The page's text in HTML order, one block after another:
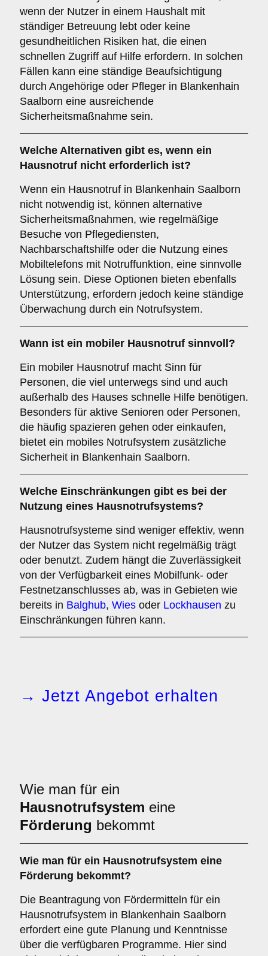
wenn der Nutzer in einem Haushalt mit
ständiger Betreuung lebt oder keine
gesundheitlichen Risiken hat, die einen
schnellen Zugriff auf Hilfe erfordern. In solchen
Fällen kann eine ständige Beaufsichtigung
durch Angehörige oder Pfleger in Blankenhain
Saalborn eine ausreichende
Sicherheitsmaßnahme sein.
Welche Alternativen gibt es, wenn ein
Hausnotruf nicht erforderlich ist?
Wenn ein Hausnotruf in Blankenhain Saalborn
nicht notwendig ist, können alternative
Sicherheitsmaßnahmen, wie regelmäßige
Besuche von Pflegediensten,
Nachbarschaftshilfe oder die Nutzung eines
Mobiltelefons mit Notruffunktion, eine sinnvolle
Lösung sein. Diese Optionen bieten ebenfalls
Unterstützung, erfordern jedoch keine ständige
Überwachung durch ein Notrufsystem.
Wann ist ein mobiler Hausnotruf sinnvoll?
Ein mobiler Hausnotruf macht Sinn für
Personen, die viel unterwegs sind und auch
außerhalb des Hauses schnelle Hilfe benötigen.
Besonders für aktive Senioren oder Personen,
die häufig spazieren gehen oder einkaufen,
bietet ein mobiles Notrufsystem zusätzliche
Sicherheit in Blankenhain Saalborn.
Welche Einschränkungen gibt es bei der
Nutzung eines Hausnotrufsystems?
Hausnotrufsysteme sind weniger effektiv, wenn
der Nutzer das System nicht regelmäßig trägt
oder benutzt. Zudem hängt die Zuverlässigkeit
von der Verfügbarkeit eines Mobilfunk- oder
Festnetzanschlusses ab, was in Gebieten wie
bereits in Balghub, Wies oder Lockhausen zu
Einschränkungen führen kann.
→ Jetzt Angebot erhalten
Wie man für ein
Hausnotrufsystem eine
Förderung bekommt
Wie man für ein Hausnotrufsystem eine
Förderung bekommt?
Die Beantragung von Fördermitteln für ein
Hausnotrufsystem in Blankenhain Saalborn
erfordert eine gute Planung und Kenntnisse
über die verfügbaren Programme. Hier sind